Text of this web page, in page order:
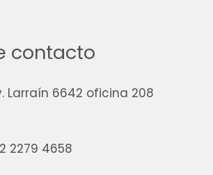
contacto
Larraín 6642 oficina 208
2279 4658